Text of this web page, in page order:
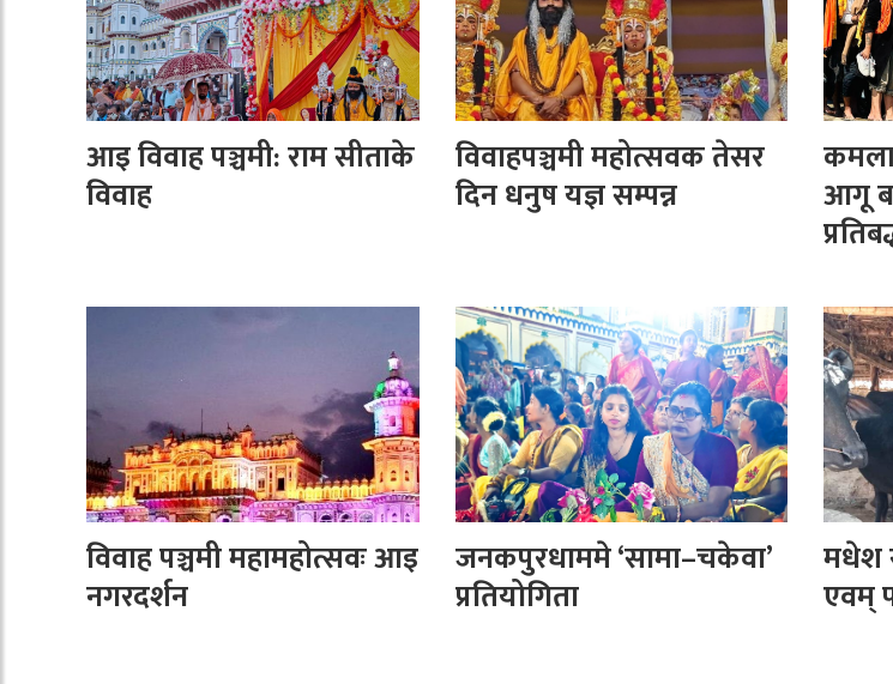
आइ विवाह पञ्चमी: राम सीताके
विवाह
विवाहपञ्चमी महोत्सवक तेसर
दिन धनुष यज्ञ सम्पन्न
कमला
आगू
विवाह पञ्चमी महामहोत्सवः आइ
नगरदर्शन
जनकपुरधाममे ‘सामा–चकेवा’
प्रतियोगिता
मधेश
एवम्